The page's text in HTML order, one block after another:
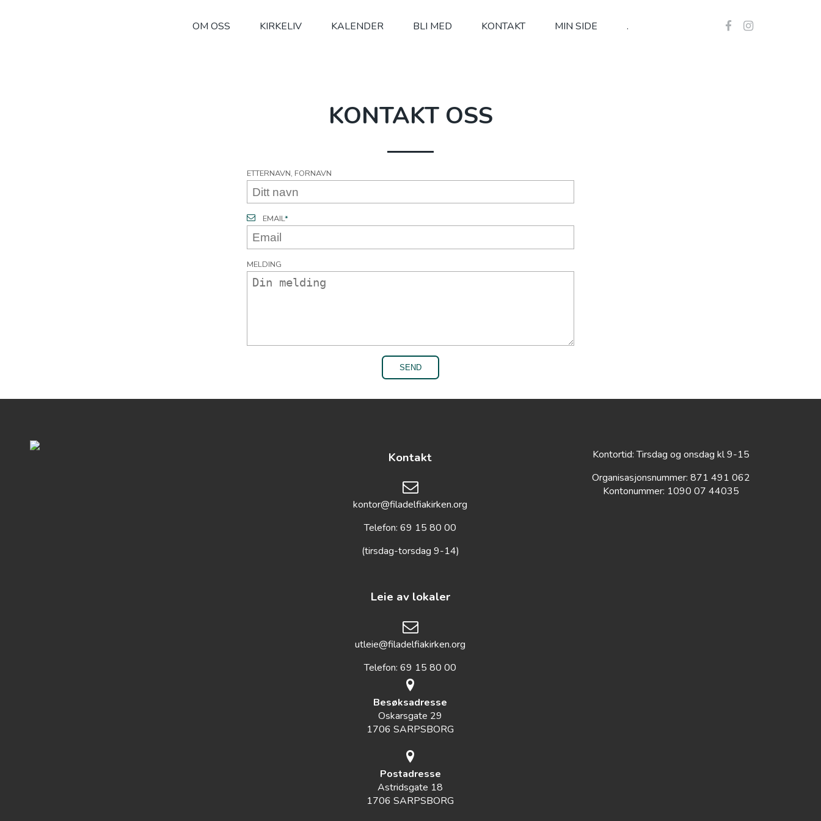
OM OSS KIRKELIV KALENDER BLI MED KONTAKT MIN SIDE .
KONTAKT OSS
ETTERNAVN, FORNAVN
EMAIL*
MELDING
Kontakt
kontor@filadelfiakirken.org
Telefon: 69 15 80 00
(tirsdag-torsdag 9-14)
Leie av lokaler
utleie@filadelfiakirken.org
Telefon: 69 15 80 00
Besøksadresse
Oskarsgate 29
1706 SARPSBORG
Postadresse
Astridsgate 18
1706 SARPSBORG
Kontortid: Tirsdag og onsdag kl 9-15
Organisasjonsnummer: 871 491 062
Kontonummer: 1090 07 44035